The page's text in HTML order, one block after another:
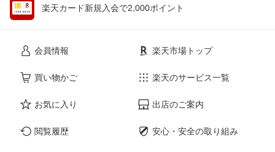
楽天カード新規入会で2,000ポイント
会員情報
買い物かご
お気に入り
閲覧履歴
楽天市場トップ
楽天のサービス一覧
出店のご案内
安心・安全の取り組み